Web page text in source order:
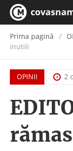
Prima pagină
inutili
OPINII 2